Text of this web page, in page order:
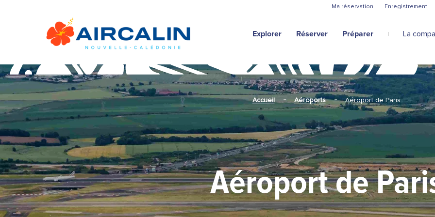
Aller au contenu principal
Ma réservation Enregistrement
Explorer Réserver Préparer La
Accueil Aéroports Aéroport de Paris
Aéroport de